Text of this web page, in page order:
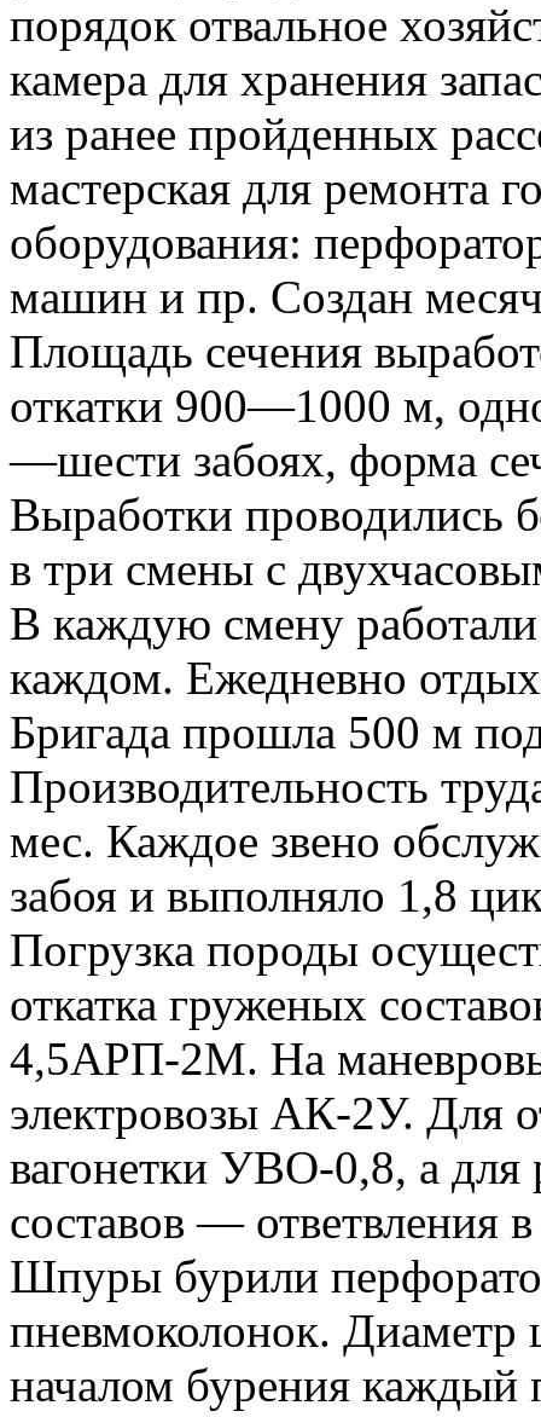
порядок отвальное
камера для хранения
из ранее пройденных
мастерская для ремонта
оборудования:
машин и пр. Создан
Площадь сечения
откатки 900—1000 м,
—шести забоях, форма
Выработки проводились
в три смены с
В каждую смену работали
каждом. Ежедневно
Бригада прошла 500 м
Производительность
мес. Каждое звено
забоя и выполняло 1,8
Погрузка породы
откатка груженых
4,5АРП-2М. На
электровозы АК-2У. Для
вагонетки УВО-0,8, а для
составов — ответвления
Шпуры бурили
пневмоколонок.
началом бурения каждый